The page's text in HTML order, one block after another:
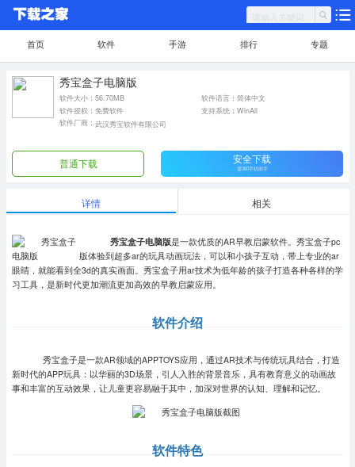
首页 软件 手游 排行 专题
秀宝盒子电脑版
软件大小：56.70MB
软件语言：简体中文
软件授权：免费软件
支持系统：WinAll
软件厂商： 武汉秀宝软件有限公司
普通下载 安全下载
需360手机助手
详情 相关
秀宝盒子电脑版是一款优质的AR早教启蒙软件。秀宝盒子pc
版体验到超多ar的玩具动画玩法，可以和小孩子互动，带上专业的ar
眼睛，就能看到全3d的真实画面。秀宝盒子用ar技术为低年龄的孩子打造各种各样的学
习工具，是新时代更加潮流更加高效的早教启蒙应用。
软件介绍
秀宝盒子是一款AR领域的APPTOYS应用，通过AR技术与传统玩具结合，打造
新时代的APP玩具：以华丽的3D场景，引人入胜的背景音乐，具有教育意义的动画故
事和丰富的互动效果，让儿童更容易融于其中，加深对世界的认知、理解和记忆。
软件特色